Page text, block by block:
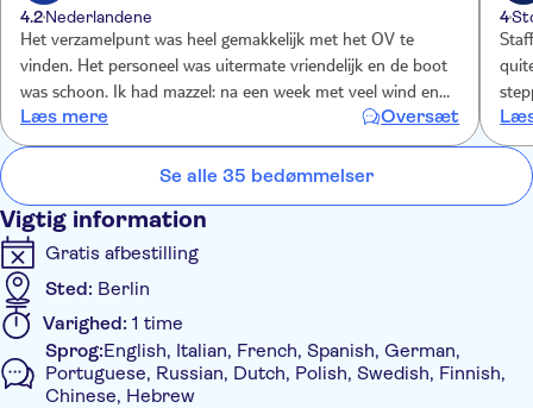
4.2Nederlandene
Het verzamelpunt was heel gemakkelijk met het OV te
vinden. Het personeel was uitermate vriendelijk en de boot
was schoon. Ik had mazzel: na een week met veel wind en
geregeld regen werd het een aangename zonnig ervaring.
Het is leuk de bezienswaardigheden vanaf het water te
bekijken en soms zag ik iets, waarvan ik dacht, dat had ik
van dichtbij toch beter moeten bekijken c.q. bezoeken - een
rustig moment na een hectische week.
Læs mere Oversæt
4
Se alle 35 bedømmelser
Vigtig information
Gratis afbestilling
Sted: Berlin
Varighed: 1 time
Sprog:English, Italian, French, Spanish, German,
Portuguese, Russian, Dutch, Polish, Swedish, Finnish,
Chinese, Hebrew